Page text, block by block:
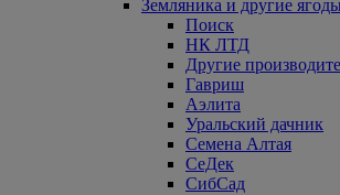
Земляника и другие ягоды
Поиск
НК ЛТД
Другие
Гавриш
Аэлита
Уральский дачник
Семена Алтая
СеДек
СибСад